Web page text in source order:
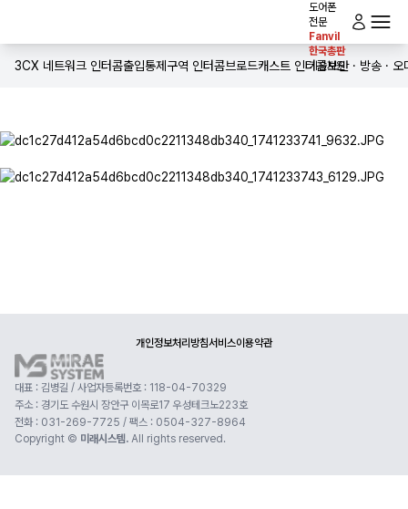
도어폰
전문
Fanvil
한국총판
기술지원
전체메뉴
홈
제품소개
3CX 네트워크 인터콤출입통제구역 인터콤브로드캐스트 인터콤보안 · 방송 · 오
개인정보처리방침서비스이용약관
대표 : 김병길 / 사업자등록번호 : 118-04-70329
주소 : 경기도 수원시 장안구 이목로17 우성테크노223호
전화 : 031-269-7725 / 팩스 : 0504-327-8964
Copyright © 미래시스템. All rights reserved.